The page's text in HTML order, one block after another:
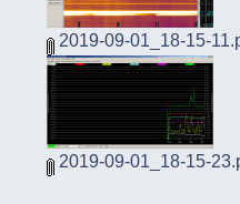
2019-09-01_18-15-
2019-09-01_18-15-